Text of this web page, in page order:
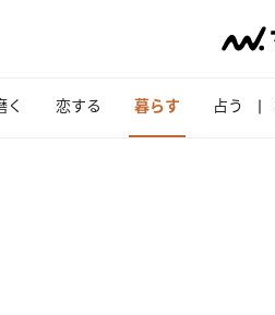
く 恋する 暮らす 占う